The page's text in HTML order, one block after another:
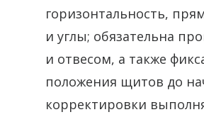
горизонтальность,
и углы; обязательна
и отвесом, а также
положения щитов до
корректировки